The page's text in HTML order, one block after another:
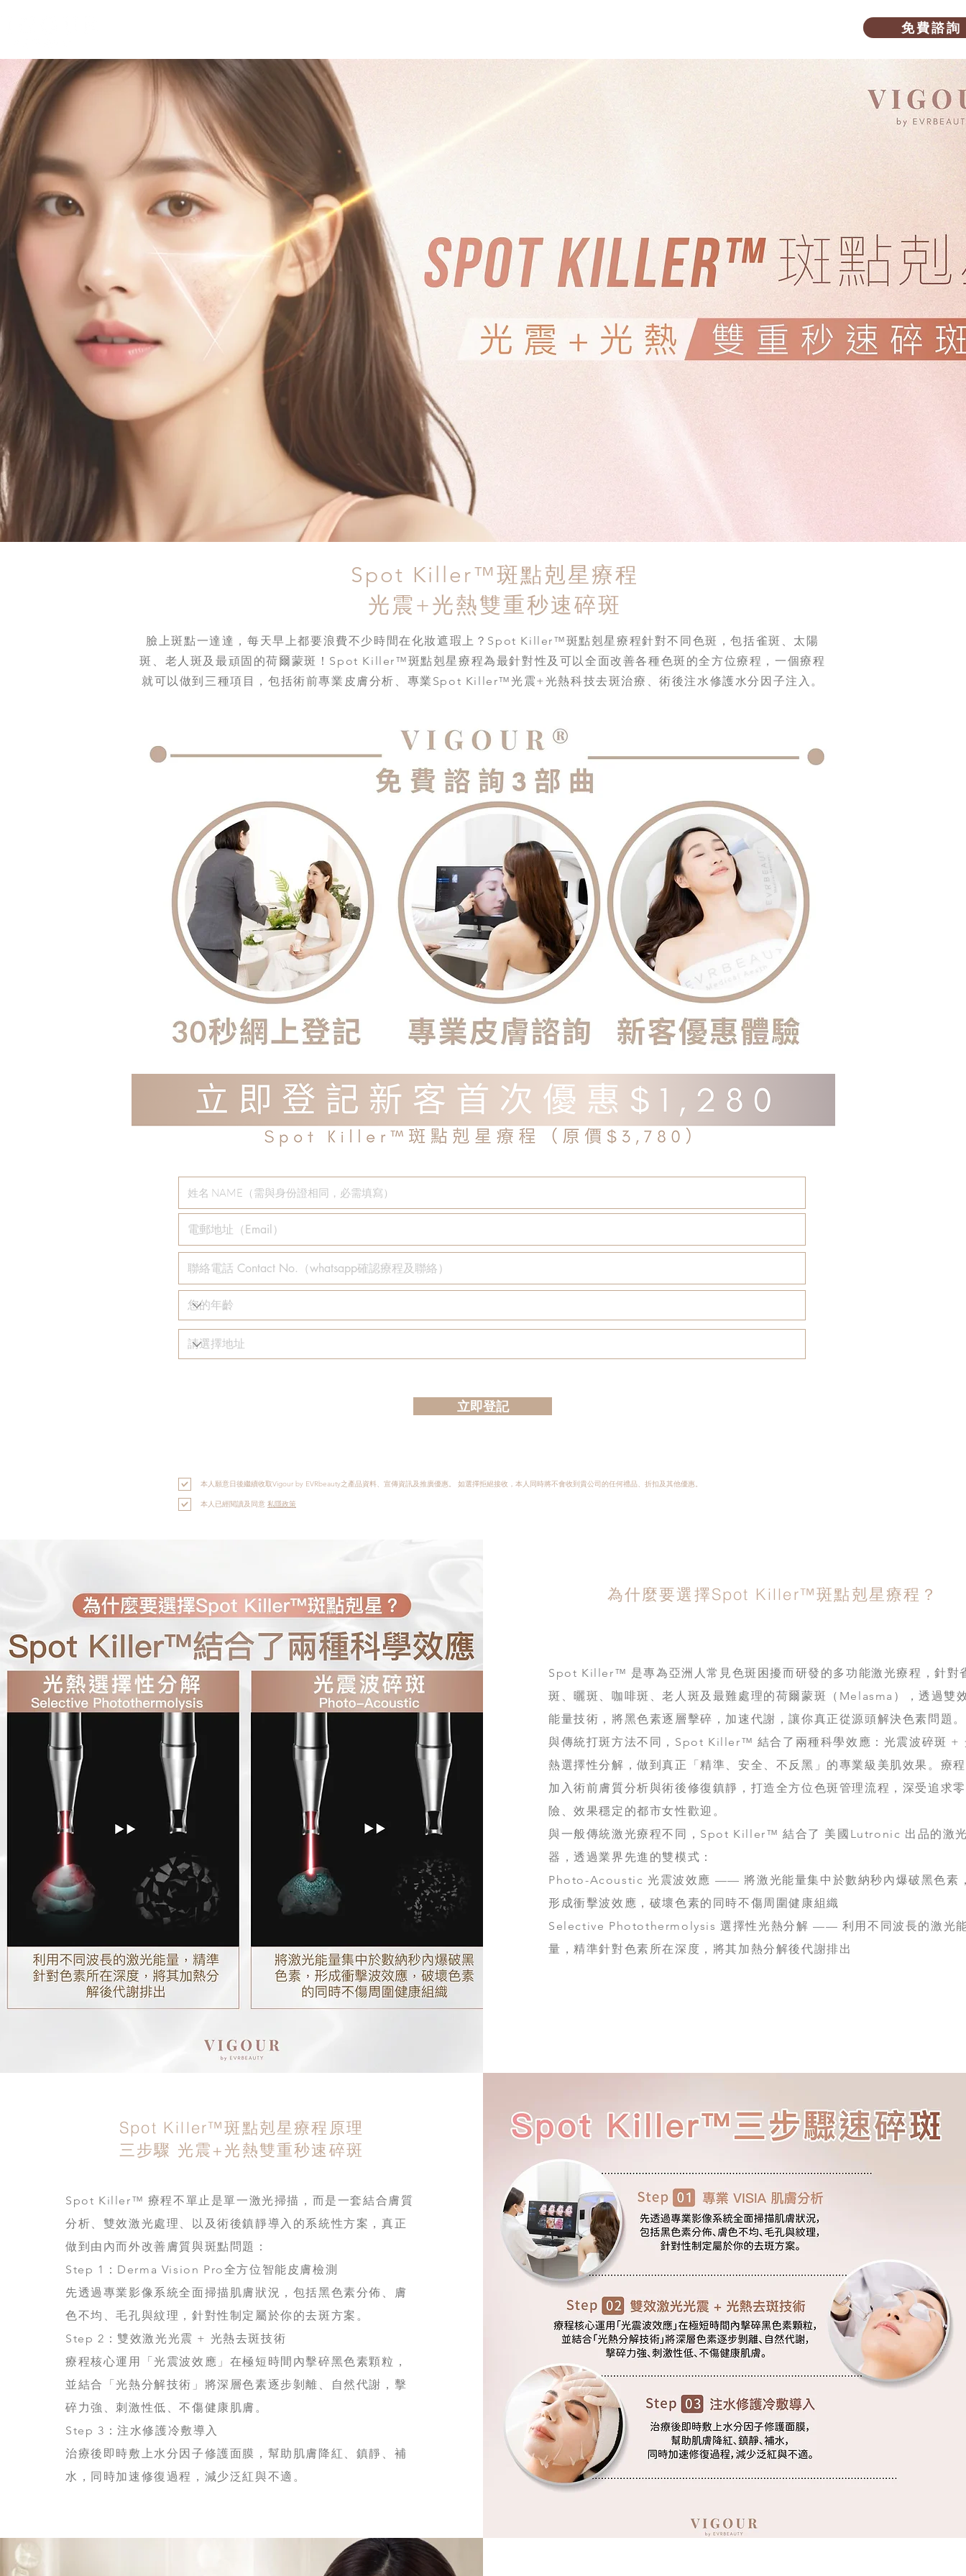
免 費 諮 詢
Spot Killer™斑點剋星療程
光震+光熱雙重秒速碎斑
臉上斑點一達達，每天早上都要浪費不少時間在化妝遮瑕上？Spot Killer™斑點剋星療程針對不同色斑，包括雀斑、太陽
斑、老人斑及最頑固的荷爾蒙斑！Spot Killer™斑點剋星療程為最針對性及可以全面改善各種色斑的全方位療程，一個療程
就可以做到三種項目，包括術前專業皮膚分析、專業Spot Killer™光震+光熱科技去斑治療、術後注水修護水分因子注入。
立即登記
本人願意日後繼續收取Vigour by EVRbeauty之產品資料、宣傳資訊及推廣優惠。 如選擇拒絕接收，本人同時將不會收到貴公司的任何禮品、折扣及其他優惠。
本人已經閱讀及同意 私隱政策
為什麼要選擇Spot Killer™斑點剋星療程？
Spot Killer™ 是專為亞洲人常見色斑困擾而研發的多功能激光療程，針對
斑、曬斑、咖啡斑、老人斑及最難處理的荷爾蒙斑（Melasma），透過雙
能量技術，將黑色素逐層擊碎，加速代謝，讓你真正從源頭解決色素問題。
與傳統打斑方法不同，Spot Killer™ 結合了兩種科學效應：光震波碎斑 +
熱選擇性分解，做到真正「精準、安全、不反黑」的專業級美肌效果。療
加入術前膚質分析與術後修復鎮靜，打造全方位色斑管理流程，深受追求
險、效果穩定的都市女性歡迎。
與一般傳統激光療程不同，Spot Killer™ 結合了 美國Lutronic 出品的激
器，透過業界先進的雙模式：
Photo-Acoustic 光震波效應 —— 將激光能量集中於數納秒內爆破黑色素
形成衝擊波效應，破壞色素的同時不傷周圍健康組織​
Selective Photothermolysis 選擇性光熱分解 —— 利用不同波長的激光
量，精準針對色素所在深度，將其加熱分解後代謝排出​
Spot Killer™斑點剋星療程原理
三步驟 光震+光熱雙重秒速碎斑
Spot Killer™ 療程不單止是單一激光掃描，而是一套結合膚質
分析、雙效激光處理、以及術後鎮靜導入的系統性方案，真正
做到由內而外改善膚質與斑點問題：
Step 1：Derma Vision Pro全方位智能皮膚檢測
先透過專業影像系統全面掃描肌膚狀況，包括黑色素分佈、膚
色不均、毛孔與紋理，針對性制定屬於你的去斑方案。
Step 2：雙效激光光震 + 光熱去斑技術
療程核心運用「光震波效應」在極短時間內擊碎黑色素顆粒，
並結合「光熱分解技術」將深層色素逐步剝離、自然代謝，擊
碎力強、刺激性低、不傷健康肌膚。
Step 3：注水修護冷敷導入
治療後即時敷上水分因子修護面膜，幫助肌膚降紅、鎮靜、補
水，同時加速修復過程，減少泛紅與不適。